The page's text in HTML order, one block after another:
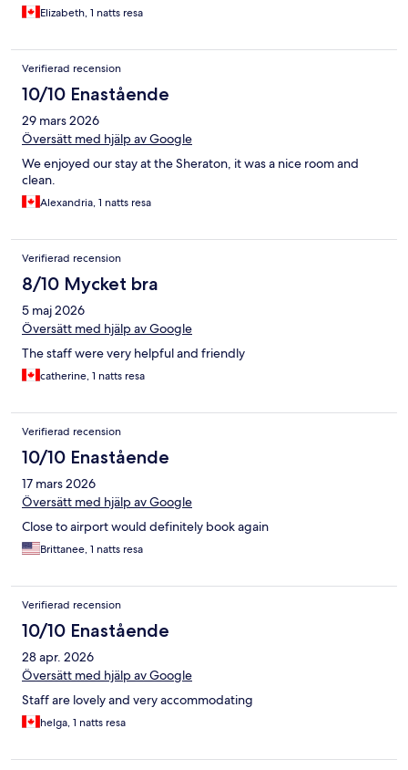
Elizabeth, 1 natts resa
Verifierad recension
10/10 Enastående
29 mars 2026
Översätt med hjälp av Google
We enjoyed our stay at the Sheraton, it was a nice room and
clean.
Alexandria, 1 natts resa
Verifierad recension
8/10 Mycket bra
5 maj 2026
Översätt med hjälp av Google
The staff were very helpful and friendly
catherine, 1 natts resa
Verifierad recension
10/10 Enastående
17 mars 2026
Översätt med hjälp av Google
Close to airport would definitely book again
Brittanee, 1 natts resa
Verifierad recension
10/10 Enastående
28 apr. 2026
Översätt med hjälp av Google
Staff are lovely and very accommodating
helga, 1 natts resa